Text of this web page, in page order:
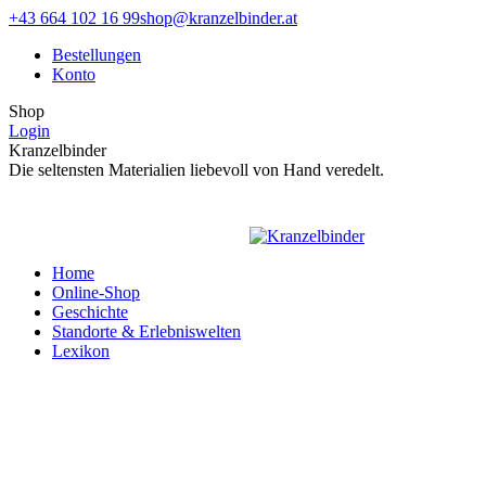
Zum
springen
Facebook
opens
window
Instagram
opens
window
+43 664 102 16 99shop@kranzelbinder.at
Bestellungen
Konto
Shop
Login
Kranzelbinder
Die seltensten Materialien liebevoll von Hand veredelt.
Home
Online-Shop
Geschichte
Standorte & Erlebniswelten
Lexikon